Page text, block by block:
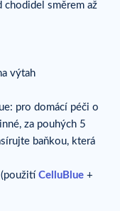
chodidel směrem až
výtah
pro domácí péči o
za pouhých 5
baňkou, která
CelluBlue +